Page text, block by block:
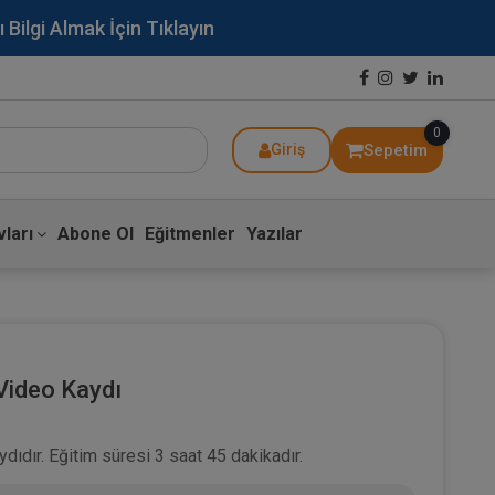
Almak İçin Tıklayın
Giriş Sepetim
0
Abone Ol Eğitmenler Yazılar
Kaydı
Eğitim süresi 3 saat 45 dakikadır.